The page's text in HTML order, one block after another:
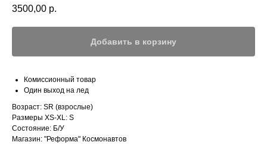
3500,00 р.
Добавить в корзину
Комиссионный товар
Один выход на лед
Возраст: SR (взрослые)
Размеры XS-XL: S
Состояние: Б/У
Магазин: "Реформа" Космонавтов